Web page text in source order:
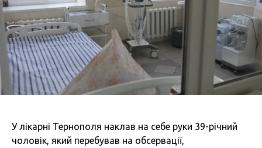
У лікарні Тернополя наклав на себе руки 39-річний
чоловік, який перебував на обсервації,